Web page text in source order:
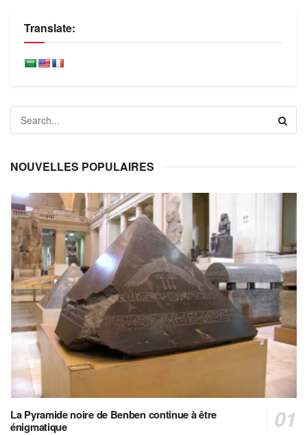
Translate:
NOUVELLES POPULAIRES
La Pyramide noire de Benben continue à être
énigmatique